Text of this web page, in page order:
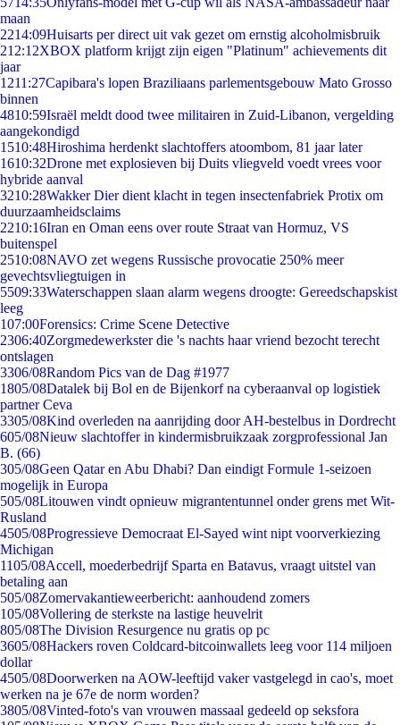
maan
2214:09Huisarts per direct uit vak gezet om ernstig alcoholmisbruik
212:12XBOX platform krijgt zijn eigen "Platinum" achievements dit
jaar
1211:27Capibara's lopen Braziliaans parlementsgebouw Mato Grosso
binnen
4810:59Israël meldt dood twee militairen in Zuid-Libanon, vergelding
aangekondigd
1510:48Hiroshima herdenkt slachtoffers atoombom, 81 jaar later
1610:32Drone met explosieven bij Duits vliegveld voedt vrees voor
hybride aanval
3210:28Wakker Dier dient klacht in tegen insectenfabriek Protix om
duurzaamheidsclaims
2210:16Iran en Oman eens over route Straat van Hormuz, VS
buitenspel
2510:08NAVO zet wegens Russische provocatie 250% meer
gevechtsvliegtuigen in
5509:33Waterschappen slaan alarm wegens droogte: Gereedschapskist
leeg
107:00Forensics: Crime Scene Detective
2306:40Zorgmedewerkster die 's nachts haar vriend bezocht terecht
ontslagen
3306/08Random Pics van de Dag #1977
1805/08Datalek bij Bol en de Bijenkorf na cyberaanval op logistiek
partner Ceva
3305/08Kind overleden na aanrijding door AH-bestelbus in Dordrecht
605/08Nieuw slachtoffer in kindermisbruikzaak zorgprofessional Jan
B. (66)
305/08Geen Qatar en Abu Dhabi? Dan eindigt Formule 1-seizoen
mogelijk in Europa
505/08Litouwen vindt opnieuw migrantentunnel onder grens met Wit-
Rusland
4505/08Progressieve Democraat El-Sayed wint nipt voorverkiezing
Michigan
1105/08Accell, moederbedrijf Sparta en Batavus, vraagt uitstel van
betaling aan
505/08Zomervakantieweerbericht: aanhoudend zomers
105/08Vollering de sterkste na lastige heuvelrit
805/08The Division Resurgence nu gratis op pc
3605/08Hackers roven Coldcard-bitcoinwallets leeg voor 114 miljoen
dollar
4505/08Doorwerken na AOW-leeftijd vaker vastgelegd in cao's, moet
werken na je 67e de norm worden?
3805/08Vinted-foto's van vrouwen massaal gedeeld op seksfora